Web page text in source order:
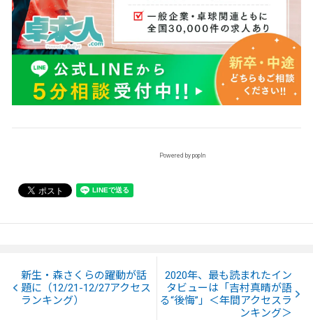
Powered by popIn
新生・森さくらの躍動が話
題に（12/21-12/27アクセス
ランキング）
2020年、最も読まれたイン
タビューは「吉村真晴が語
る“後悔”」＜年間アクセスラ
ンキング＞